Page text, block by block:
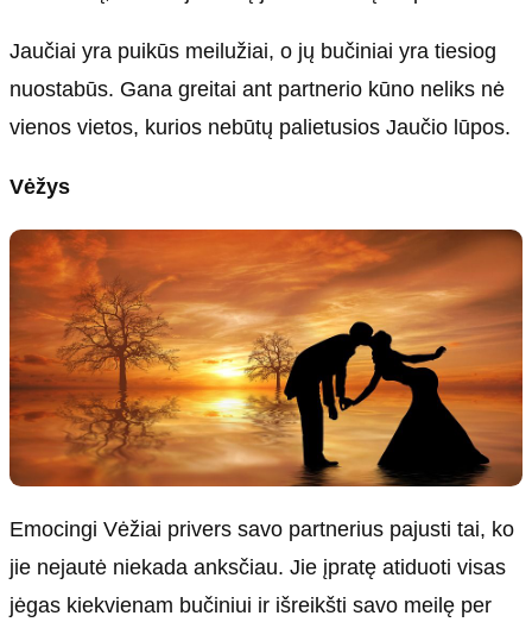
Jaučiai yra puikūs meilužiai, o jų bučiniai yra tiesiog
nuostabūs. Gana greitai ant partnerio kūno neliks nė
vienos vietos, kurios nebūtų palietusios Jaučio lūpos.
Vėžys
Emocingi Vėžiai privers savo partnerius pajusti tai, ko
jie nejautė niekada anksčiau. Jie įpratę atiduoti visas
jėgas kiekvienam bučiniui ir išreikšti savo meilę per